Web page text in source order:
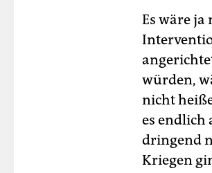
Es wäre
würden,
nicht
es endlich
dringend
Kriegen